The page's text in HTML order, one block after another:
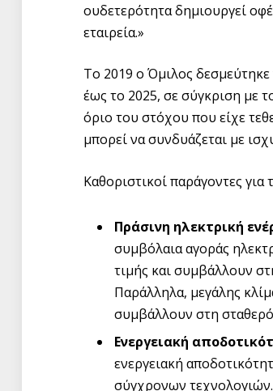
ουδετερότητα δημιουργεί
εταιρεία.»
Το 2019 ο Όμιλος δεσμεύτηκε
έως το 2025, σε σύγκριση με
όριο του στόχου που είχε
μπορεί να συνδυάζεται με
Καθοριστικοί παράγοντες
Πράσινη ηλεκτρική
συμβόλαια αγοράς
τιμής και συμβάλλουν
Παράλληλα, μεγάλης
συμβάλλουν στη
Ενεργειακή
ενεργειακή
σύγχρονων τεχνολογιών.